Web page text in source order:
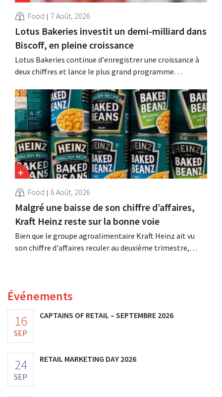
Food 7 Août, 2026
Lotus Bakeries investit un demi-milliard dans
Biscoff, en pleine croissance
Lotus Bakeries continue d'enregistrer une croissance à
deux chiffres et lance le plus grand programme
capacité de production de Biscoff : « Nous devons saisir
cette opportunité ».
Food 6 Août, 2026
Malgré une baisse de son chiffre d’affaires,
Kraft Heinz reste sur la bonne voie
Bien que le groupe agroalimentaire Kraft Heinz ait vu
son chiffre d'affaires reculer au deuxième trimestre,
Événements
16
SEP
CAPTAINS OF RETAIL – SEPTEMBRE 2026
24
SEP
RETAIL MARKETING DAY 2026